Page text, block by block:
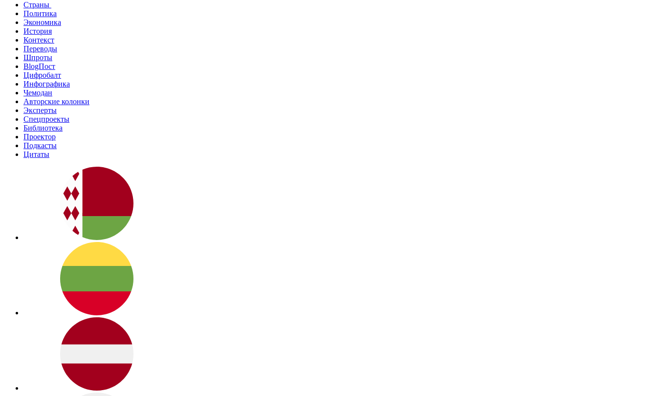
Страны
Политика
Экономика
История
Контекст
Переводы
Шпроты
BlogПост
Цифробалт
Инфографика
Чемодан
Авторские колонки
Эксперты
Спецпроекты
Библиотека
Проектор
Подкасты
Цитаты